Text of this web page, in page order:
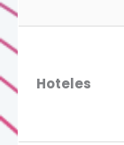
Hoteles